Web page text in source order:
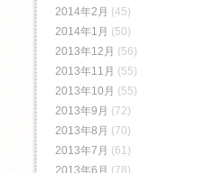
2014年2月 (45)
2014年1月 (50)
2013年12月 (56)
2013年11月 (55)
2013年10月 (55)
2013年9月 (72)
2013年8月 (70)
2013年7月 (61)
2013年6月 (78)